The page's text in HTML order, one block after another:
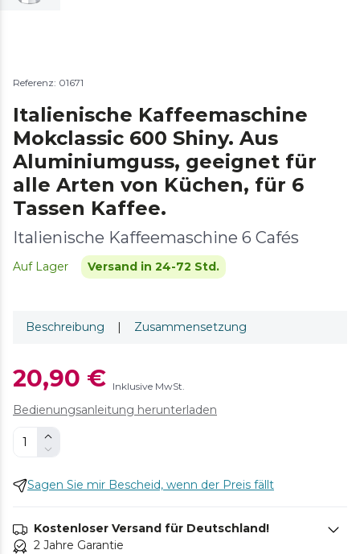
Referenz: 01671
Italienische Kaffeemaschine
Mokclassic 600 Shiny. Aus
Aluminiumguss, geeignet für
alle Arten von Küchen, für 6
Tassen Kaffee.
Italienische Kaffeemaschine 6 Cafés
Auf Lager Versand in 24-72 Std.
Beschreibung Zusammensetzung
20,90 € Inklusive MwSt.
Bedienungsanleitung herunterladen
Sagen Sie mir Bescheid, wenn der Preis fällt
Kostenloser Versand für Deutschland!
2 Jahre Garantie